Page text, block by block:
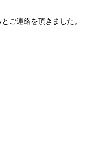
ご連絡を頂きました。